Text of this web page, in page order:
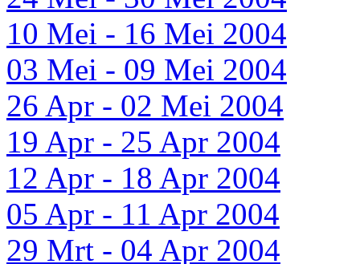
10 Mei - 16 Mei 2004
03 Mei - 09 Mei 2004
26 Apr - 02 Mei 2004
19 Apr - 25 Apr 2004
12 Apr - 18 Apr 2004
05 Apr - 11 Apr 2004
29 Mrt - 04 Apr 2004